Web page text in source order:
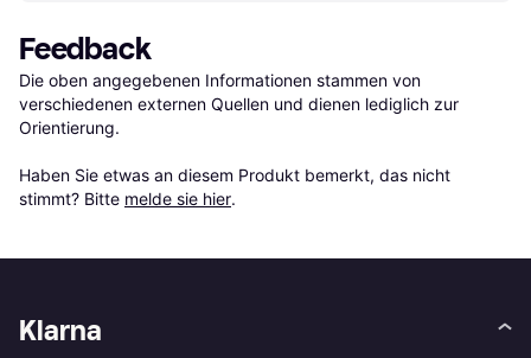
Feedback
Die oben angegebenen Informationen stammen von
verschiedenen externen Quellen und dienen lediglich zur
Orientierung.
Haben Sie etwas an diesem Produkt bemerkt, das nicht
stimmt? Bitte melde sie hier.
Klarna